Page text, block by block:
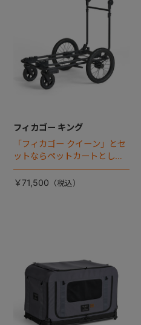
フィカゴー キング
「フィカゴー クイーン」とセ
ットならペットカートとして
使える、耐荷重50kgの大型犬
向け車体登場！
￥71,500